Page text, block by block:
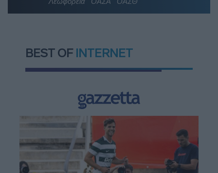
BEST OF INTERNET